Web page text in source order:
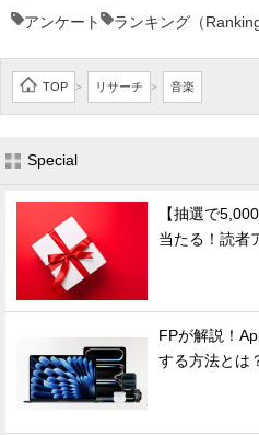
アンケート ランキング（Ranking
TOP > リサーチ > 音楽
Special
【抽選で
当たる！読者
FPが解説！
する方法とは